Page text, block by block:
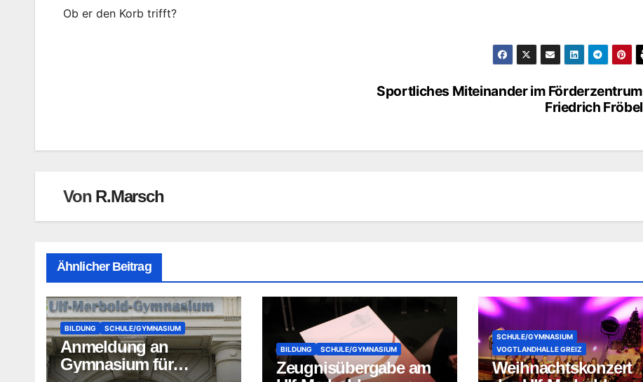
Ob er den Korb trifft?
Sportliches Miteinander im Förderzentrum
Friedrich Fröbel
Von R.Marsch
Ähnlicher Beitrag
BILDUNG SCHULE/GYMNASIUM
Anmeldung an
Gymnasium für
BILDUNG SCHULE/GYMNASIUM
Zeugnisübergabe am
SCHULE/GYMNASIUM
VOGTLANDHALLE GREIZ
Weihnachtskonzert